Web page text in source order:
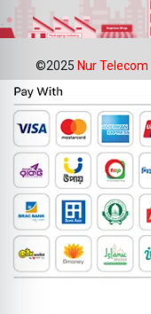
©2025 Nur Telecom